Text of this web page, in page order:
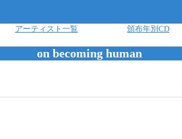
アーティスト一覧 頒布年別CD
on becoming human